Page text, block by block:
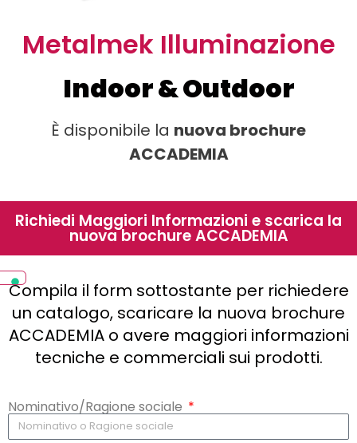
Metalmek Illuminazione
Indoor & Outdoor
È disponibile la nuova brochure
ACCADEMIA
Richiedi Maggiori Informazioni e scarica la
nuova brochure ACCADEMIA
Compila il form sottostante per richiedere
un catalogo, scaricare la nuova brochure
ACCADEMIA o avere maggiori informazioni
tecniche e commerciali sui prodotti.
Nominativo/Ragione sociale